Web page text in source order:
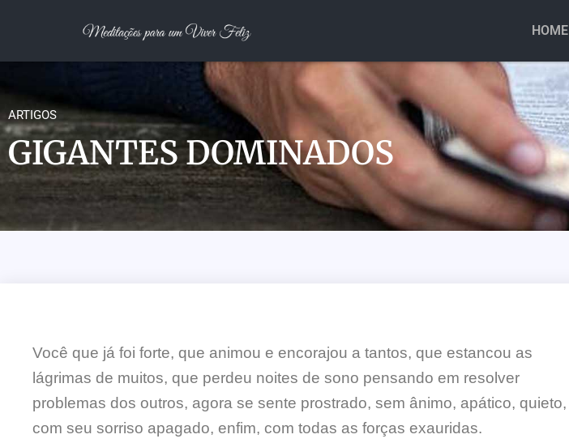
HOME
ARTIGOS
GIGANTES DOMINADOS
Você que já foi forte, que animou e encorajou a tantos, que estancou as
lágrimas de muitos, que perdeu noites de sono pensando em resolver
problemas dos outros, agora se sente prostrado, sem ânimo, apático, quieto,
com seu sorriso apagado, enfim, com todas as forças exauridas.